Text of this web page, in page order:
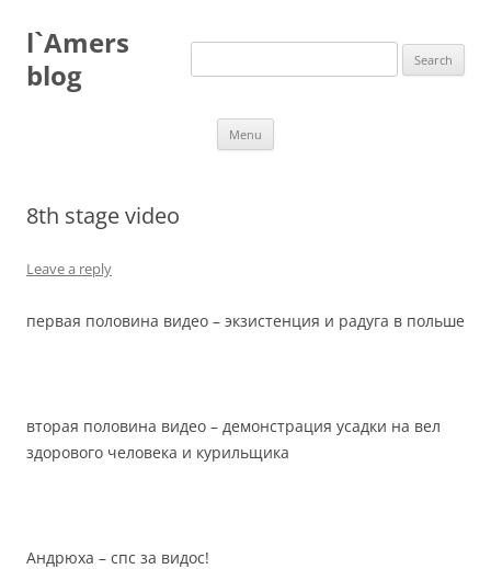
content
l`Amers
blog
Search
Menu
8th stage video
Leave a reply
первая половина видео – экзистенция и радуга в польше
вторая половина видео – демонстрация усадки на вел
здорового человека и курильщика
Андрюха – спс за видос!